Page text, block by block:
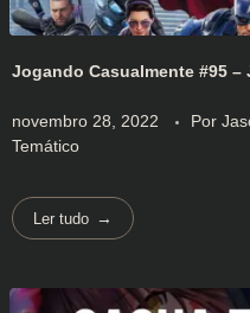
Jogando Casualmente #95
novembro 28, 2022 Por
Temático
Ler tudo